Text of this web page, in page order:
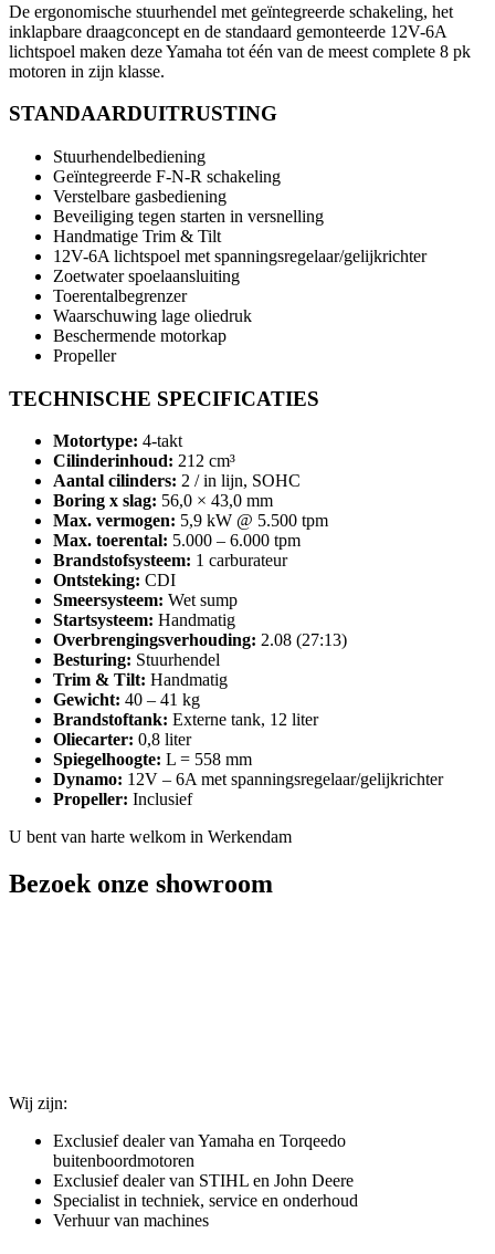
De ergonomische stuurhendel met geïntegreerde schakeling, het
inklapbare draagconcept en de standaard gemonteerde 12V-6A
lichtspoel maken deze Yamaha tot één van de meest complete 8 pk
motoren in zijn klasse.
STANDAARDUITRUSTING
Stuurhendelbediening
Geïntegreerde F-N-R schakeling
Verstelbare gasbediening
Beveiliging tegen starten in versnelling
Handmatige Trim & Tilt
12V-6A lichtspoel met spanningsregelaar/gelijkrichter
Zoetwater spoelaansluiting
Toerentalbegrenzer
Waarschuwing lage oliedruk
Beschermende motorkap
Propeller
TECHNISCHE SPECIFICATIES
Motortype: 4-takt
Cilinderinhoud: 212 cm³
Aantal cilinders: 2 / in lijn, SOHC
Boring x slag: 56,0 × 43,0 mm
Max. vermogen: 5,9 kW @ 5.500 tpm
Max. toerental: 5.000 – 6.000 tpm
Brandstofsysteem: 1 carburateur
Ontsteking: CDI
Smeersysteem: Wet sump
Startsysteem: Handmatig
Overbrengingsverhouding: 2.08 (27:13)
Besturing: Stuurhendel
Trim & Tilt: Handmatig
Gewicht: 40 – 41 kg
Brandstoftank: Externe tank, 12 liter
Oliecarter: 0,8 liter
Spiegelhoogte: L = 558 mm
Dynamo: 12V – 6A met spanningsregelaar/gelijkrichter
Propeller: Inclusief
U bent van harte welkom in Werkendam
Bezoek onze showroom
Wij zijn:
Exclusief dealer van Yamaha en Torqeedo
buitenboordmotoren
Exclusief dealer van STIHL en John Deere
Specialist in techniek, service en onderhoud
Verhuur van machines